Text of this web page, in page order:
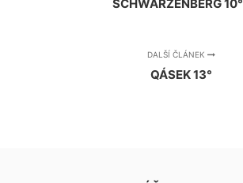
SCHWARZENBERG 10°
DALŠÍ ČLÁNEK
QÁSEK 13°